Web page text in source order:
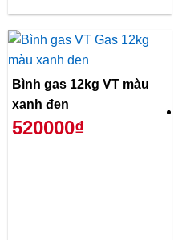
Bình gas 12kg VT màu
xanh đen
520000₫